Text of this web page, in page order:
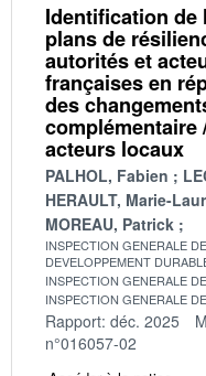
Identification de
plans de
autorités et
françaises en
des
acteurs locaux
PALHOL, Fabien
HERAULT, Marie-
MOREAU, Patrick
INSPECTION GENERALE
DEVELOPPEMENT
INSPECTION GENERALE
INSPECTION GENERALE
Rapport: déc. 2025
n°016057-02